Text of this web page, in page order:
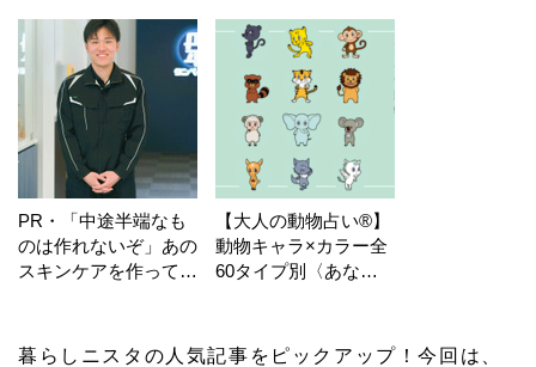
PR・「中途半端なも
のは作れないぞ」あの
スキンケアを作ってい
【大人の動物占い®】
動物キャラ×カラー全
60タイプ別〈あなた
暮らしニスタの人気記事をピックアップ！今回は、